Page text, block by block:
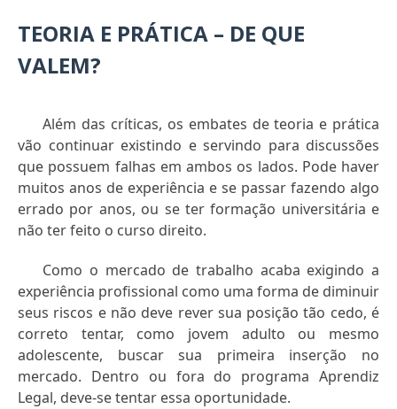
TEORIA E PRÁTICA – DE QUE
VALEM?
Além das críticas, os embates de teoria e prática
vão continuar existindo e servindo para discussões
que possuem falhas em ambos os lados. Pode haver
muitos anos de experiência e se passar fazendo algo
errado por anos, ou se ter formação universitária e
não ter feito o curso direito.
Como o mercado de trabalho acaba exigindo a
experiência profissional como uma forma de diminuir
seus riscos e não deve rever sua posição tão cedo, é
correto tentar, como jovem adulto ou mesmo
adolescente, buscar sua primeira inserção no
mercado. Dentro ou fora do programa Aprendiz
Legal, deve-se tentar essa oportunidade.